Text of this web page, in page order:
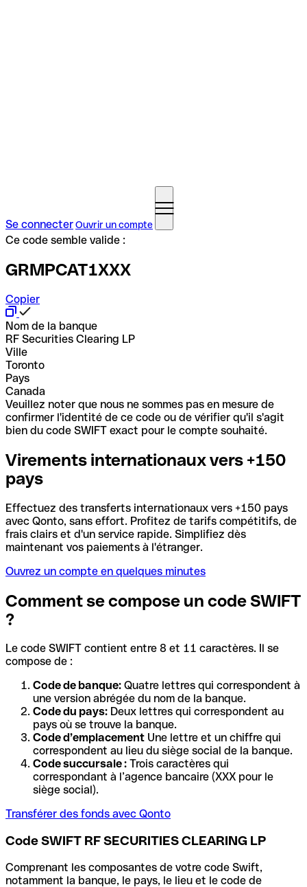
Se connecterOuvrir un compte
Ce code semble valide :
GRMPCAT1XXX
Copier
Nom de la banque
RF Securities Clearing LP
Ville
Toronto
Pays
Canada
Veuillez noter que nous ne sommes pas en mesure de
confirmer l'identité de ce code ou de vérifier qu'il s'agit
bien du code SWIFT exact pour le compte souhaité.
Virements internationaux vers +150
pays
Effectuez des transferts internationaux vers +150 pays
avec Qonto, sans effort. Profitez de tarifs compétitifs, de
frais clairs et d'un service rapide. Simplifiez dès
maintenant vos paiements à l'étranger.
Ouvrez un compte en quelques minutes
Comment se compose un code SWIFT
?
Le code SWIFT contient entre 8 et 11 caractères. Il se
compose de :
Code de banque: Quatre lettres qui correspondent à
une version abrégée du nom de la banque.
Code du pays: Deux lettres qui correspondent au
pays où se trouve la banque.
Code d’emplacement Une lettre et un chiffre qui
correspondent au lieu du siège social de la banque.
Code succursale : Trois caractères qui
correspondant à l’agence bancaire (XXX pour le
siège social).
Transférer des fonds avec Qonto
Code SWIFT RF SECURITIES CLEARING LP
Comprenant les composantes de votre code Swift,
notamment la banque, le pays, le lieu et le code de